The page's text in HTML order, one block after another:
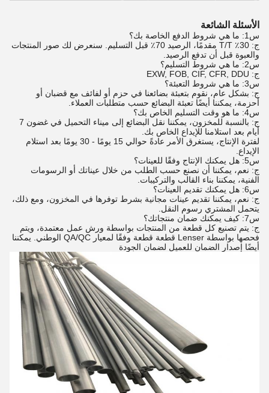
الأسئلة الشائعة
س1: ما هي شروط الدفع الخاصة بك؟
ج: 30٪ T/T مقدمًا، الرصيد 70٪ قبل التسليم. سنعرض لك صور المنتجات
والعبوة قبل أن تدفع الرصيد.
س2: ما هي شروط التسليم؟
ج: EXW, FOB, CIF, CFR, DDU
س3: ما هي شروط التعبئة؟
ج: بشكل عام، نقوم بتعبئة بضائعنا في حزم أو لفائف مع قضبان أو
أحزمة، يمكننا أيضًا تعبئة البضائع حسب متطلبات العملاء.
س4: ما هو وقت التسليم الخاص بك؟
ج: بالنسبة للمخزون، يمكننا نقل البضائع إلى ميناء التحميل في غضون 7
أيام بعد استلامنا للإيداع الخاص بك.
لفترة الإنتاج، يستغرق الأمر عادةً حوالي 15 يومًا - 30 يومًا بعد استلام
الإيداع.
س5: هل يمكنك الإنتاج وفقًا للعينات؟
ج: نعم، يمكننا أن نصنع حسب الطلب من خلال عيناتك أو الرسومات
الفنية، يمكننا بناء القالب والتركيبات.
س6: هل يمكنك تقديم العينات؟
ج: نعم، يمكننا تقديم عينات مجانية بشرط توفرها في المخزون، ومع ذلك،
يتحمل المشتري رسوم النقل.
س7: كيف يمكنك ضمان منتجاتك؟
ج: يتم تصنيع كل قطعة من المنتجات بواسطة ورش عمل معتمدة، ويتم
فحصها بواسطة Lenser قطعة قطعة وفقًا لمعيار QA/QC الوطني. يمكننا
أيضًا إصدار الضمان للعميل لضمان الجودة